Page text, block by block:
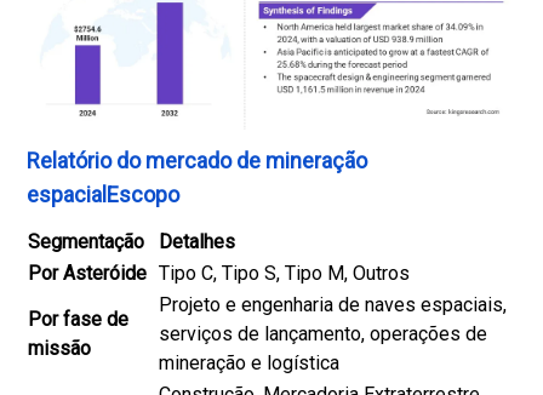
Relatório do mercado de mineração
espacialEscopo
Segmentação
Detalhes
Por Asteróide Tipo C, Tipo S, Tipo M, Outros
Por fase de
missão
Projeto e engenharia de naves espaciais,
serviços de lançamento, operações de
mineração e logística